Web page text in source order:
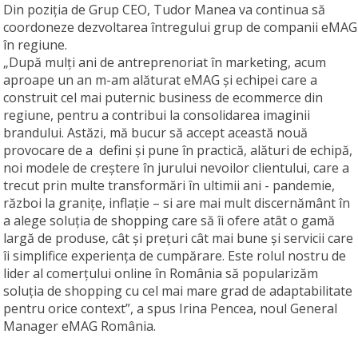
Din poziția de Grup CEO, Tudor Manea va continua să
coordoneze dezvoltarea întregului grup de companii eMAG
în regiune.
„După mulți ani de antreprenoriat în marketing, acum
aproape un an m-am alăturat eMAG și echipei care a
construit cel mai puternic business de ecommerce din
regiune, pentru a contribui la consolidarea imaginii
brandului. Astăzi, mă bucur să accept această nouă
provocare de a defini și pune în practică, alături de echipă,
noi modele de creștere în jurului nevoilor clientului, care a
trecut prin multe transformări în ultimii ani - pandemie,
război la granițe, inflație – si are mai mult discernământ în
a alege soluția de shopping care să îi ofere atât o gamă
largă de produse, cât și prețuri cât mai bune și servicii care
îi simplifice experiența de cumpărare. Este rolul nostru de
lider al comerțului online în România să popularizăm
soluția de shopping cu cel mai mare grad de adaptabilitate
pentru orice context”, a spus Irina Pencea, noul General
Manager eMAG România.